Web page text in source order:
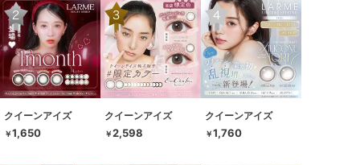
クイーンアイズ
￥1,650
クイーンアイズ
￥2,598
クイーンアイズ
￥1,760